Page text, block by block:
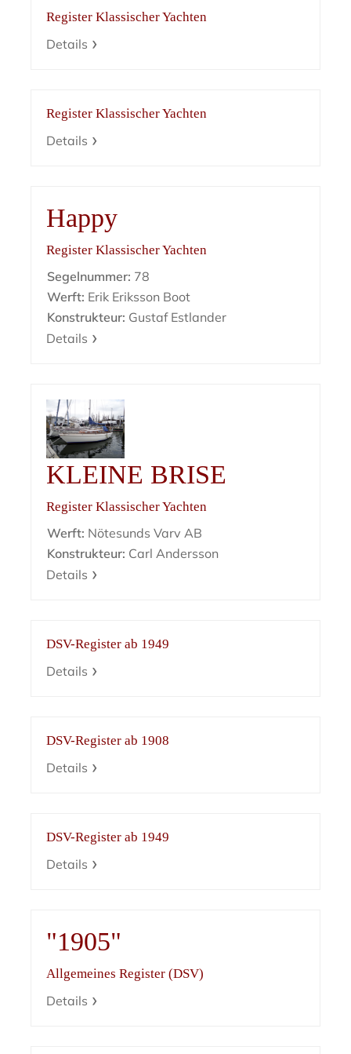
Register Klassischer Yachten
Details
Register Klassischer Yachten
Details
Happy
Register Klassischer Yachten
Segelnummer: 78
Werft: Erik Eriksson Boot
Konstrukteur: Gustaf Estlander
Details
KLEINE BRISE
Register Klassischer Yachten
Werft: Nötesunds Varv AB
Konstrukteur: Carl Andersson
Details
DSV-Register ab 1949
Details
DSV-Register ab 1908
Details
DSV-Register ab 1949
Details
"1905"
Allgemeines Register (DSV)
Details